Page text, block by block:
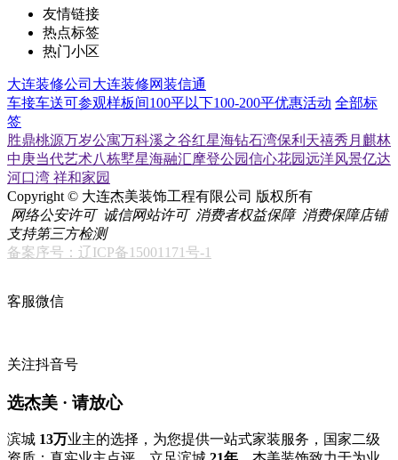
友情链接
热点标签
热门小区
大连装修公司 大连装修网装信通
车接车送可参观样板间100平以下100-200平优惠活动 全部标
签
胜鼎桃源万岁公寓万科溪之谷红星海钻石湾保利天禧秀月麒林
中庚当代艺术八栋墅星海融汇摩登公园信心花园远洋风景亿达
河口湾 祥和家园
Copyright © 大连杰美装饰工程有限公司 版权所有
网络公安许可 诚信网站许可 消费者权益保障 消费保障店铺
支持第三方检测
备案序号：辽ICP备15001171号-1
客服微信
关注抖音号
选杰美 · 请放心
滨城 13万业主的选择，为您提供一站式家装服务，国家二级